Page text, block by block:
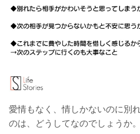
愛情もなく、情しかないのに別
のは、どうしてなのでしょうか。